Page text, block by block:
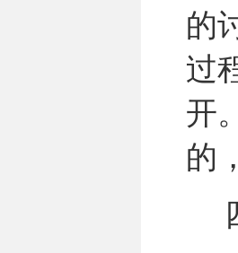
的
过
开
的